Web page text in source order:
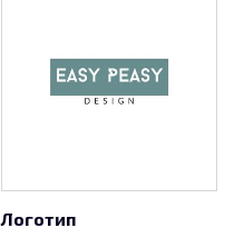
Логотип